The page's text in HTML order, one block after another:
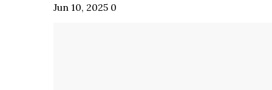
Jun 10, 2025 0